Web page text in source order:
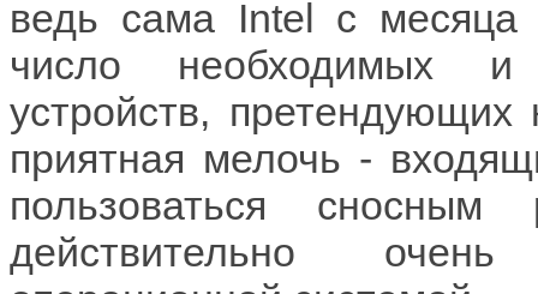
ведь сама Intel с месяца
число необходимых и
устройств,
приятная мелочь -
пользоваться
действительно очень